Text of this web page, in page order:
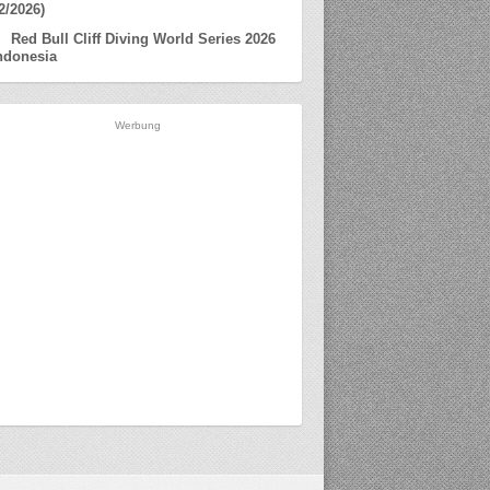
2026)
Red Bull Cliff Diving World Series 2026
Werbung